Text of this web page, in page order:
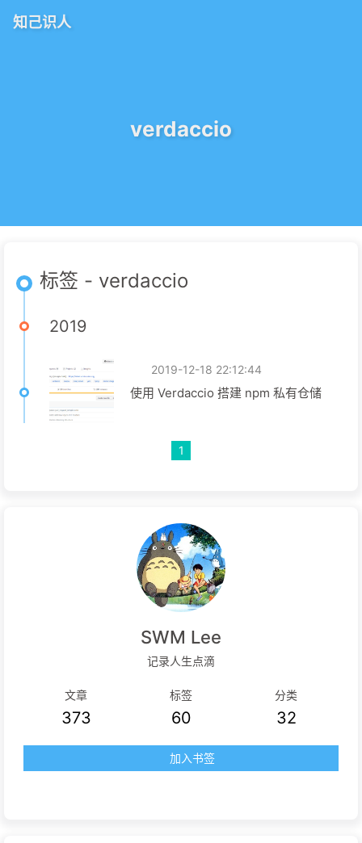
知己识人
verdaccio
标签 - verdaccio
2019
2019-12-18 22:12:44
使用 Verdaccio 搭建 npm 私有仓储
1
SWM Lee
记录人生点滴
文章
373
标签
60
分类
32
加入书签